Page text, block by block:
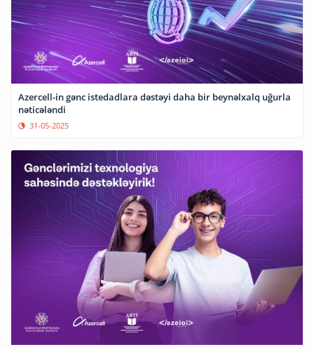
Azercell-in gənc istedadlara dəstəyi daha bir beynəlxalq uğurla
nəticələndi
31-05-2025